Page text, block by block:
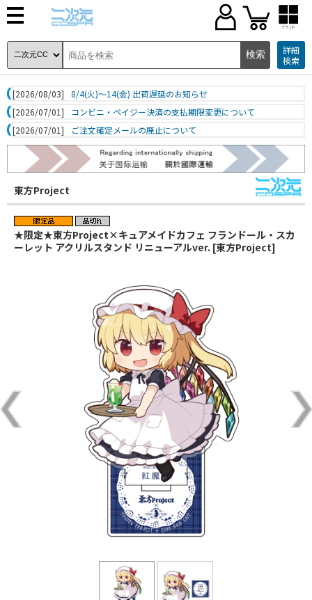
ブランド
詳細
検索
[2026/08/03]
8/4(火)～14(金) 出荷遅延のお知らせ
[2026/07/01]
コンビニ・ペイジー決済の支払期限変更について
[2026/07/01]
ご注文確定メールの廃止について
東方Project
★限定★東方Project×キュアメイドカフェ フランドール・スカ
ーレット アクリルスタンド リニューアルver. [東方Project]